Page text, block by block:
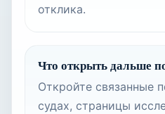
отклика.
Что открыть дальше
Откройте связанные
судах, страницы